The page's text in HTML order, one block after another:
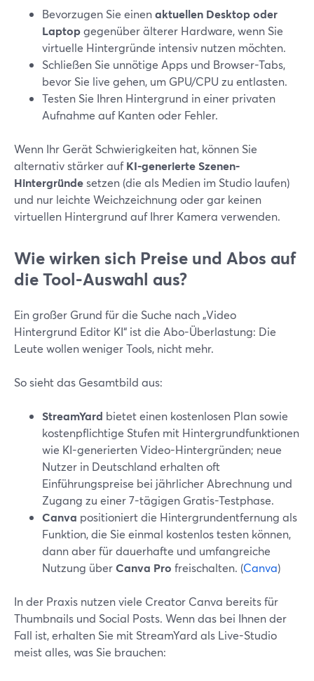
Bevorzugen Sie einenaktuellen Desktop oder
Laptopgegenüber älterer Hardware, wenn Sie
virtuelle Hintergründe intensiv nutzen möchten.
Schließen Sie unnötige Apps und Browser-Tabs,
bevor Sie live gehen, um GPU/CPU zu entlasten.
Testen Sie Ihren Hintergrund in einer privaten
Aufnahme auf Kanten oder Fehler.
Wenn Ihr Gerät Schwierigkeiten hat, können Sie
alternativ stärker aufKI-generierte Szenen-
Hintergründesetzen (die als Medien im Studio laufen)
und nur leichte Weichzeichnung oder gar keinen
virtuellen Hintergrund auf Ihrer Kamera verwenden.
Wie wirken sich Preise und Abos auf
die Tool-Auswahl aus?
Ein großer Grund für die Suche nach „Video
Hintergrund Editor KI“ ist die Abo-Überlastung: Die
Leute wollen weniger Tools, nicht mehr.
So sieht das Gesamtbild aus:
StreamYard bietet einen kostenlosen Plan sowie
kostenpflichtige Stufen mit Hintergrundfunktionen
wie KI-generierten Video-Hintergründen; neue
Nutzer in Deutschland erhalten oft
Einführungspreise bei jährlicher Abrechnung und
Zugang zu einer 7-tägigen Gratis-Testphase.
Canva positioniert die Hintergrundentfernung als
Funktion, die Sie einmal kostenlos testen können,
dann aber für dauerhafte und umfangreiche
Nutzung überCanva Pro freischalten. (Canva)
In der Praxis nutzen viele Creator Canva bereits für
Thumbnails und Social Posts. Wenn das bei Ihnen der
Fall ist, erhalten Sie mit StreamYard als Live-Studio
meist alles, was Sie brauchen: